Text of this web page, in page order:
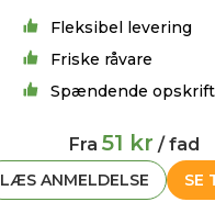
Fleksibel levering
Friske råvare
Spændende
Fra 51 kr / fad
SE
LÆS ANMELDELSE